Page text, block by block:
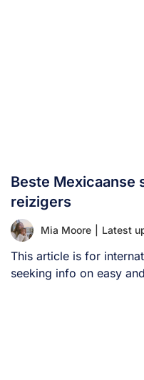
Beste Mexicaanse
reizigers
Mia Moore Latest
This article is for
seeking info on easy